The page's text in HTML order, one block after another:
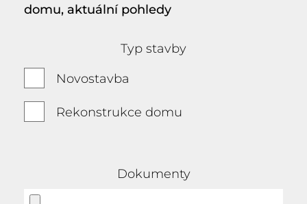
domu, aktuální pohledy
Typ stavby
Novostavba
Rekonstrukce domu
Dokumenty